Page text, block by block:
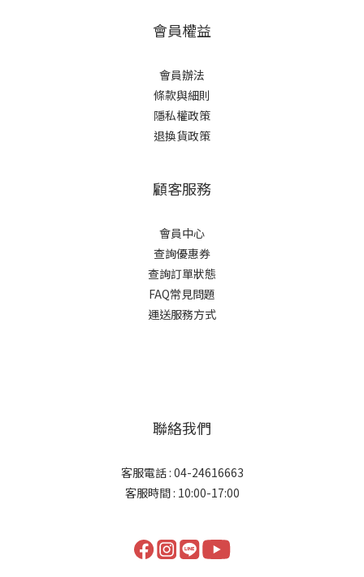
會員權益
會員辦法
條款與細則
隱私權政策
退換貨政策
顧客服務
會員中心
查詢優惠券
查詢訂單狀態
FAQ常見問題
運送服務方式
聯絡我們
客服電話 : 04-24616663
客服時間 : 10:00-17:00